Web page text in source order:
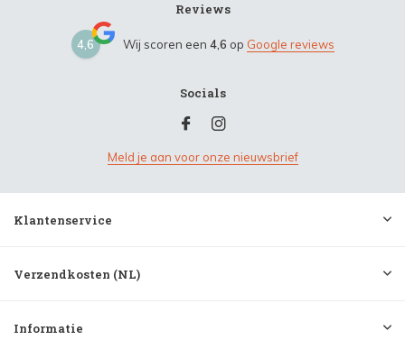
Reviews
4,6 Wij scoren een 4,6 op Google reviews
Socials
Meld je aan voor onze nieuwsbrief
Klantenservice
Verzendkosten (NL)
Informatie